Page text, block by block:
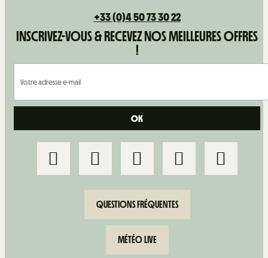
+33 (0)4 50 73 30 22
INSCRIVEZ-VOUS & RECEVEZ NOS MEILLEURES OFFRES
!
QUESTIONS FRÉQUENTES
MÉTÉO LIVE